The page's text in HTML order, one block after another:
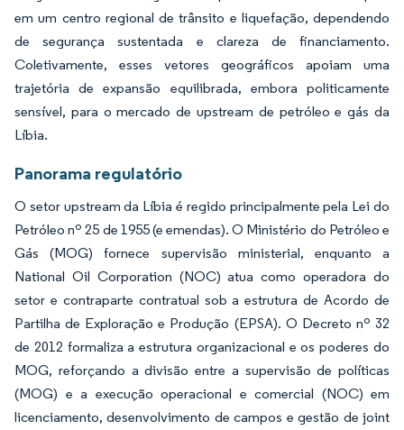
em um centro regional de trânsito e liquefação, dependendo
de segurança sustentada e clareza de financiamento.
Coletivamente, esses vetores geográficos apoiam uma
trajetória de expansão equilibrada, embora politicamente
sensível, para o mercado de upstream de petróleo e gás da
Líbia.
Panorama regulatório
O setor upstream da Líbia é regido principalmente pela Lei do
Petróleo nº 25 de 1955 (e emendas). O Ministério do Petróleo e
Gás (MOG) fornece supervisão ministerial, enquanto a
National Oil Corporation (NOC) atua como operadora do
setor e contraparte contratual sob a estrutura de Acordo de
Partilha de Exploração e Produção (EPSA). O Decreto nº 32
de 2012 formaliza a estrutura organizacional e os poderes do
MOG, reforçando a divisão entre a supervisão de políticas
(MOG) e a execução operacional e comercial (NOC) em
licenciamento, desenvolvimento de campos e gestão de joint